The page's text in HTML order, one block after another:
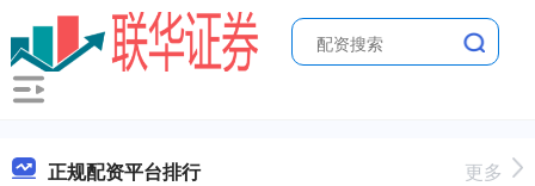
正规配资平台排行 更多